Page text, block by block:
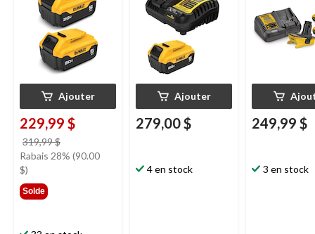
carburant à DEL, paq.
Ajouter
229,99 $
319,99 $
était
Rabais 28% (90.00
$)
Solde
Ajouter
279,00 $
4 en stock
sans fil de 18
249,99 $
3 en stock